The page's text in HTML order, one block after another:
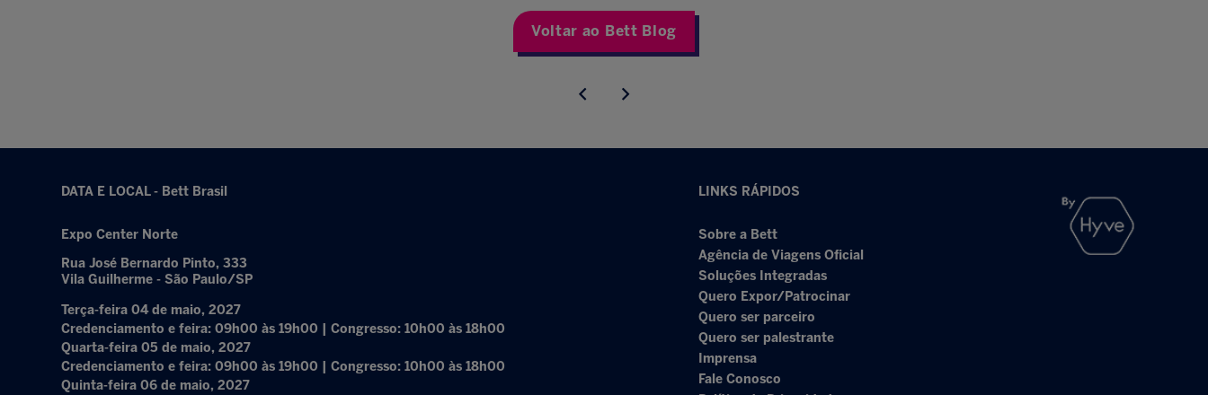
Voltar ao Bett Blog
DATA E LOCAL - Bett Brasil
Expo Center Norte
Rua José Bernardo Pinto, 333
Vila Guilherme - São Paulo/SP
Terça-feira 04 de maio, 2027
Credenciamento e feira: 09h00 às 19h00 | Congresso: 10h00 às 18h00
Quarta-feira 05 de maio, 2027
Credenciamento e feira: 09h00 às 19h00 | Congresso: 10h00 às 18h00
Quinta-feira 06 de maio, 2027
LINKS RÁPIDOS
Sobre a Bett
Agência de Viagens Oficial
Soluções Integradas
Quero Expor/Patrocinar
Quero ser parceiro
Quero ser palestrante
Imprensa
Fale Conosco